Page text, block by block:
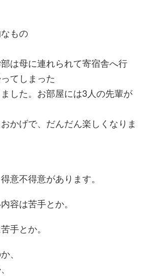
もの
部は母に連れられて寄宿舎へ行
てしまった
した。お部屋には3人の先輩が
かげで、だんだん楽しくなりま
意不得意があります。
容は苦手とか。
手とか。
、